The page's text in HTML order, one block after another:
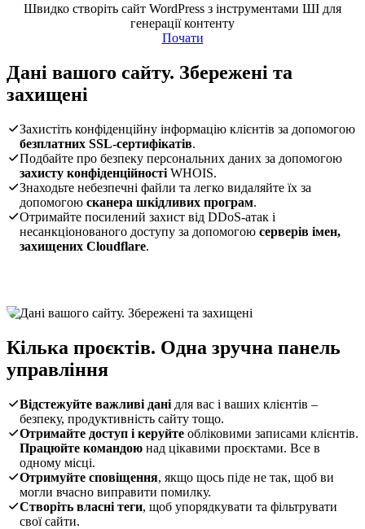
Швидко створіть сайт WordPress з інструментами ШІ для
генерації контенту
Почати
Дані вашого сайту. Збережені та
захищені
Захистіть конфіденційну інформацію клієнтів за допомогою
безплатних SSL-сертифікатів.
Подбайте про безпеку персональних даних за допомогою
захисту конфіденційності WHOIS.
Знаходьте небезпечні файли та легко видаляйте їх за
допомогою сканера шкідливих програм.
Отримайте посилений захист від DDoS-атак і
несанкціонованого доступу за допомогою серверів імен,
захищених Cloudflare.
Кілька проєктів. Одна зручна панель
управління
Відстежуйте важливі дані для вас і ваших клієнтів –
безпеку, продуктивність сайту тощо.
Отримайте доступ і керуйте обліковими записами клієнтів.
Працюйте командою над цікавими проєктами. Все в
одному місці.
Отримуйте сповіщення, якщо щось піде не так, щоб ви
могли вчасно виправити помилку.
Створіть власні теги, щоб упорядкувати та фільтрувати
свої сайти.